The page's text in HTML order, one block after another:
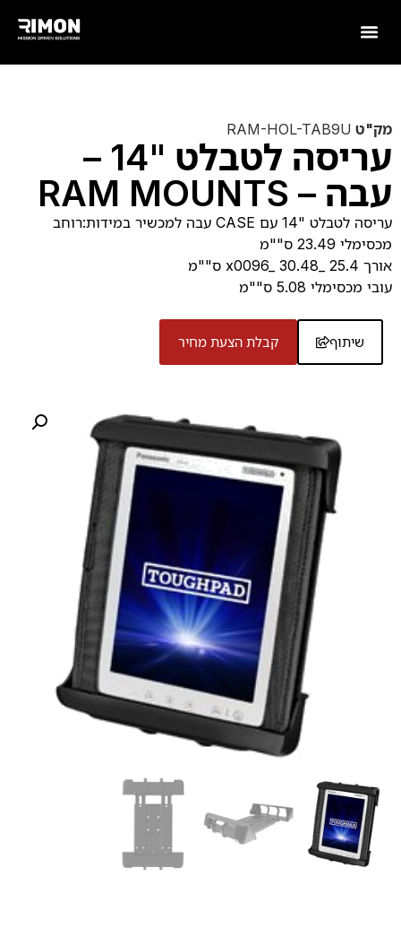
מק"ט RAM-HOL-TAB9U
עריסה לטבלט "14 –
עבה – RAM MOUNTS
עריסה לטבלט "14 עם CASE עבה למכשיר במידות:רוחב
מכסימלי 23.49 ס""מ
אורך 25.4 _x0096_ 30.48 ס""מ
עובי מכסימלי 5.08 ס""מ
שיתוף קבלת הצעת מחיר